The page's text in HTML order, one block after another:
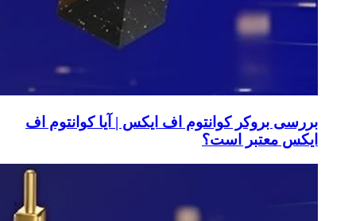
بررسی بروکر کوانتوم اف ایکس | آیا کوانتوم اف
ایکس معتبر است؟